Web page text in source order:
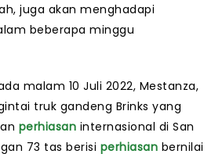
juga akan menghadapi
beberapa minggu
malam 10 Juli 2022, Mestanza,
truk gandeng Brinks yang
perhiasan internasional di San
73 tas berisi perhiasan bernilai